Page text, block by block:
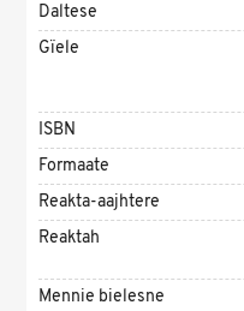
Daltese
Gïele
ISBN
Formaate
Reakta-aajhtere
Reaktah
Mennie bielesne